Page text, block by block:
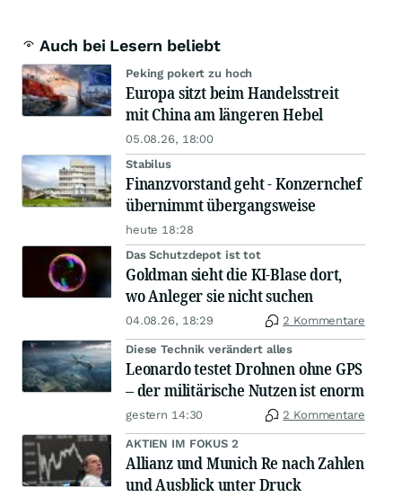
Auch bei Lesern beliebt
Peking pokert zu hoch
Europa sitzt beim Handelsstreit
mit China am längeren Hebel
05.08.26, 18:00
Stabilus
Finanzvorstand geht - Konzernchef
übernimmt übergangsweise
heute 18:28
Das Schutzdepot ist tot
Goldman sieht die KI-Blase dort,
wo Anleger sie nicht suchen
04.08.26, 18:29 2 Kommentare
Diese Technik verändert alles
Leonardo testet Drohnen ohne GPS
– der militärische Nutzen ist enorm
gestern 14:30 2 Kommentare
AKTIEN IM FOKUS 2
Allianz und Munich Re nach Zahlen
und Ausblick unter Druck